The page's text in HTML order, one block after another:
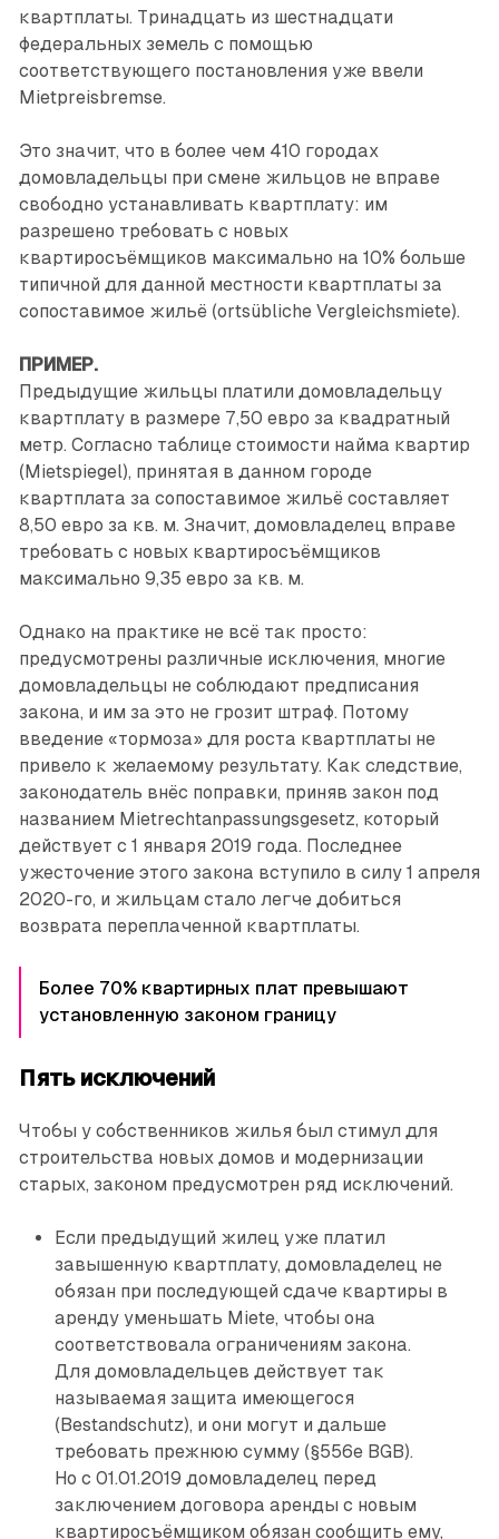
квартплаты. Тринадцать из шестнадцати
федеральных земель с помощью
соответствующего постановления уже ввели
Mietpreisbremse.
Это значит, что в более чем 410 городах
домовладельцы при смене жильцов не вправе
свободно устанавливать квартплату: им
разрешено требовать с новых
квартиросъёмщиков максимально на 10% больше
типичной для данной местности квартплаты за
сопоставимое жильё (ortsübliche Vergleichsmiete).
ПРИМЕР.
Предыдущие жильцы платили домовладельцу
квартплату в размере 7,50 евро за квадратный
метр. Согласно таблице стоимости найма квартир
(Mietspiegel), принятая в данном городе
квартплата за сопоставимое жильё составляет
8,50 евро за кв. м. Значит, домовладелец вправе
требовать с новых квартиросъёмщиков
максимально 9,35 евро за кв. м.
Однако на практике не всё так просто:
предусмотрены различные исключения, многие
домовладельцы не соблюдают предписания
закона, и им за это не грозит штраф. Потому
введение «тормоза» для роста квартплаты не
привело к желаемому результату. Как следствие,
законодатель внёс поправки, приняв закон под
названием Mietrechtanpassungsgesetz, который
действует с 1 января 2019 года. Последнее
ужесточение этого закона вступило в силу 1 апреля
2020-го, и жильцам стало легче добиться
возврата переплаченной квартплаты.
Более 70% квартирных плат превышают
установленную законом границу
Пять исключений
Чтобы у собственников жилья был стимул для
строительства новых домов и модернизации
старых, законом предусмотрен ряд исключений.
Если предыдущий жилец уже платил
завышенную квартплату, домовладелец не
обязан при последующей сдаче квартиры в
аренду уменьшать Miete, чтобы она
соответствовала ограничениям закона.
Для домовладельцев действует так
называемая защита имеющегося
(Bestandschutz), и они могут и дальше
требовать прежнюю сумму (§556e BGB).
Но с 01.01.2019 домовладелец перед
заключением договора аренды с новым
квартиросъёмщиком обязан сообщить ему,